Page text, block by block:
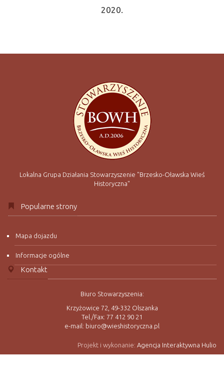
2020.
Lokalna Grupa Działania Stowarzyszenie "Brzesko-Oławska Wieś
Historyczna"
Popularne strony
Mapa dojazdu
Informacje ogólne
Kontakt
Biuro Stowarzyszenia:
Krzyżowice 72, 49-332 Olszanka
Tel./Fax: 77 412 90 21
e-mail: biuro@wieshistoryczna.pl
Projekt i wykonanie: Agencja Interaktywna Hulio